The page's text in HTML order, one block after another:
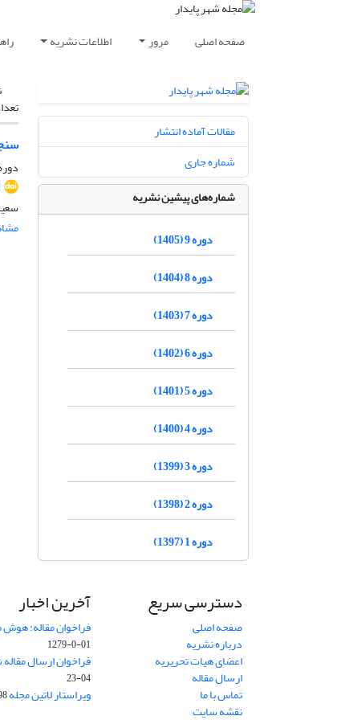
صفحه اصلی مرور اطلاعات نشریه
دوره 5، شماره 4، زمستان
مقالات آماده انتشار
شماره جاری
شماره‌های پیشین نشریه
دوره 9 (1405)
دوره 8 (1404)
دوره 7 (1403)
دوره 6 (1402)
دوره 5 (1401)
دوره 4 (1400)
دوره 3 (1399)
دوره 2 (1398)
دوره 1 (1397)
دسترسی سریع
صفحه اصلی
درباره نشریه
اعضای هیات تحریریه
ارسال مقاله
تماس با ما
نقشه سایت
آخرین اخبار
فراخوان مقاله:
01-0-1279
فراخوان ارسال مقاله
04-23
ویراستار لاتین مجله30